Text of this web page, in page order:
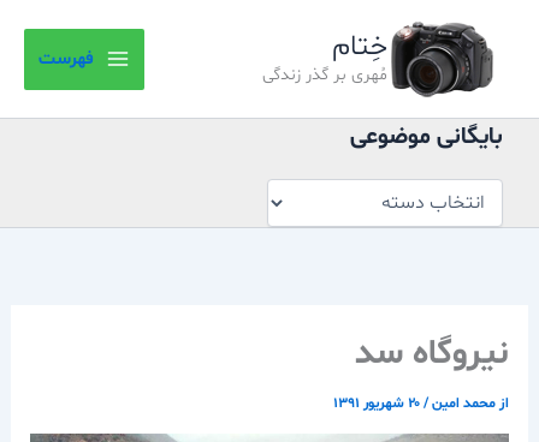
خِتام
مُهری بر گذر زندگی
فهرست
بایگانی موضوعی
موضوعی
نیروگاه سد
از محمد امین/۲۰ شهریور ۱۳۹۱